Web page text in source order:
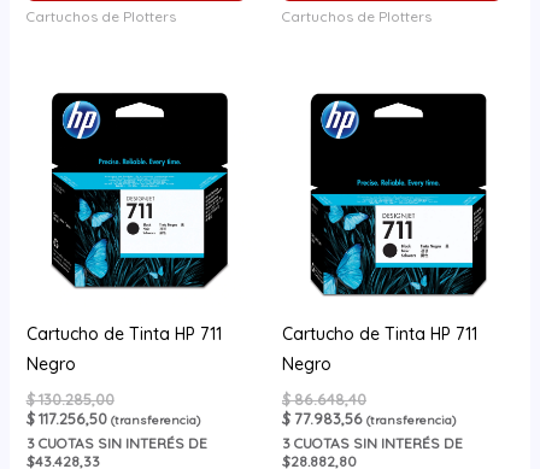
Cartuchos de Plotters Cartuchos de Plotters
Cartucho de Tinta HP 711
Negro
$130.285,00
$117.256,50 (transferencia)
3CUOTAS SIN INTERÉS DE
$43.428,33
Cartucho de Tinta HP 711
Negro
$86.648,40
$ 77.983,56 (transferencia)
3 CUOTAS SIN INTERÉS DE
$28.882,80